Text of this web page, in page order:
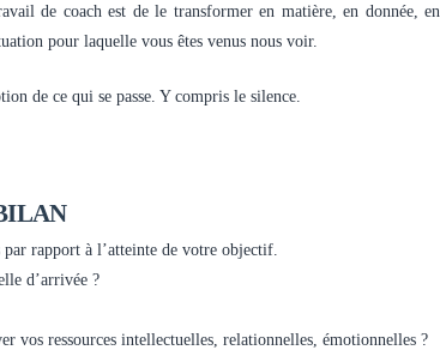
de coach est de le transformer en matière, en donnée, en
pour laquelle vous êtes venus nous voir.
de ce qui se passe. Y compris le silence.
rapport à l’atteinte de votre objectif.
d’arrivée ?
vos ressources intellectuelles, relationnelles, émotionnelles ?